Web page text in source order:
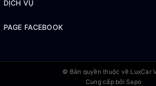
DỊCH VỤ
PAGE FACEBOOK
© Bản quyền thuộc về LuxCar
Cung cấp bởi Sapo